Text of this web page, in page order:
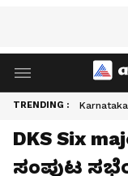
TRENDING :
DKS Six
ಸಂಪುಟ